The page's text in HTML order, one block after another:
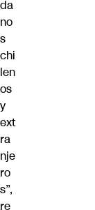
da
no
s
chi
len
os
y
ext
ra
nje
ro
s”,
re